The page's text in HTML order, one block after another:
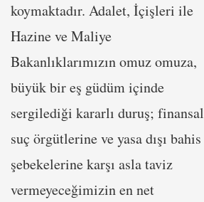
koymaktadır. Adalet, İçişleri ile
Hazine ve Maliye
Bakanlıklarımızın omuz omuza,
büyük bir eş güdüm içinde
sergilediği kararlı duruş; finansal
suç örgütlerine ve yasa dışı bahis
şebekelerine karşı asla taviz
vermeyeceğimizin en net